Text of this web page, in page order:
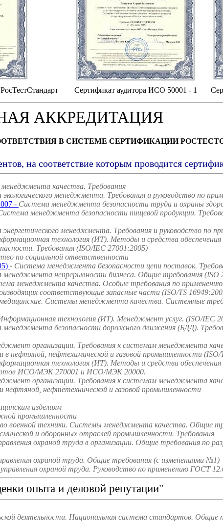
Сертификат аудитора ИСО 50001 - 1
АККРЕДИТАЦИЯ
В СИСТЕМЕ СЕРТИФИКАЦИИ
на соответствие которым проводится
качества. Требования
менеджмента. Требования и руководство по
- Система менеджмента безопасности труда и охраны
менеджмента безопасности пищевой продукции.
менеджмента. Требования и руководство по
технология (ИТ). Методы и средства
Требования (ISO/IEC 27001:2005)
по социальной ответственности
- Система менеджмента безопасности цепи поставок.
непрерывности бизнеса. Общие требования (ISO
менеджмента качества. Особые требования по
соответствующие запасные части (ISO/TS
Системы менеджмента качества. Системные
технология (ИТ). Менеджмент услуг. (ISO/IEC
безопасности дорожного движения (БДД).
организации. Требования к системам менеджмента
в нефтяной, нефтехимической и газовой промышленности (ISO/
технология (ИТ). Методы и средства обеспечения
ИСО/МЭК 270001 и ИСО/МЭК 20000.
организации. Требования к системам менеджмента
нефтяной, нефтетехнической и газовой промышленности
изделиям
промышленности
военной техники. Системы менеджмента качества. Общие
и оборонных отраслей промышленности. Требования
охраной труда в организации. Общие требования по
охраной труда. Общие требования (с изменениями №1)
охраной труда. Руководство по применению ГОСТ
опыта и деловой репутации"
деятельности. Национальная система стандартов. Общие